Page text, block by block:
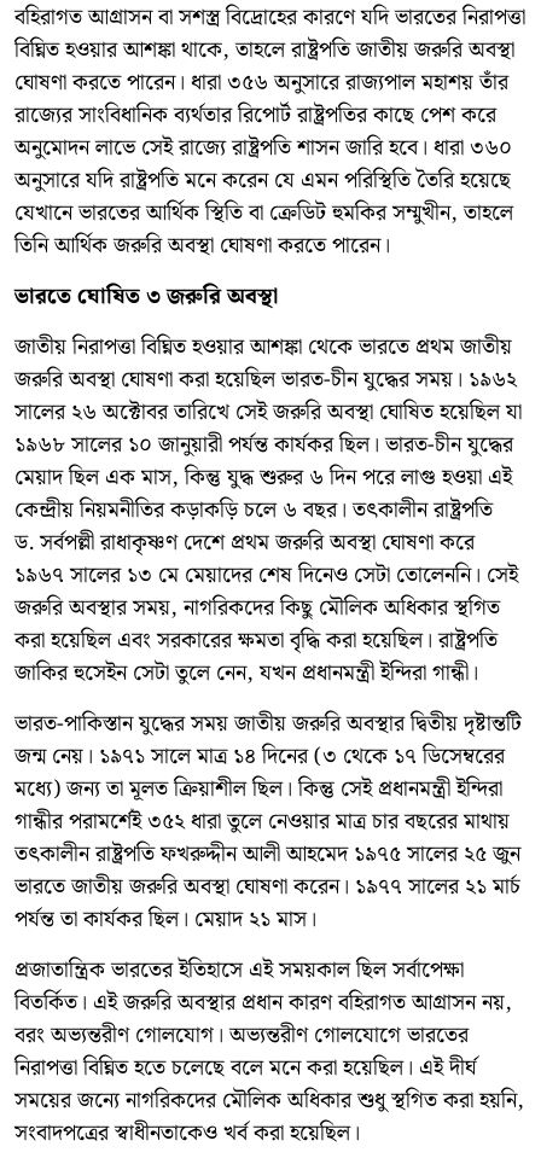
বহিরাগত আগ্রাসন বা সশস্ত্র বিদ্রোহের কারণে যদি ভারতের নিরাপত্তা
বিঘ্নিত হওয়ার আশঙ্কা থাকে, তাহলে রাষ্ট্রপতি জাতীয় জরুরি অবস্থা
ঘোষণা করতে পারেন। ধারা ৩৫৬ অনুসারে রাজ্যপাল মহাশয় তাঁর
রাজ্যের সাংবিধানিক ব্যর্থতার রিপোর্ট রাষ্ট্রপতির কাছে পেশ করে
অনুমোদন লাভে সেই রাজ্যে রাষ্ট্রপতি শাসন জারি হবে। ধারা ৩৬০
অনুসারে যদি রাষ্ট্রপতি মনে করেন যে এমন পরিস্থিতি তৈরি হয়েছে
যেখানে ভারতের আর্থিক স্থিতি বা ক্রেডিট হুমকির সম্মুখীন, তাহলে
তিনি আর্থিক জরুরি অবস্থা ঘোষণা করতে পারেন।
ভারতে ঘোষিত ৩ জরুরি অবস্থা
জাতীয় নিরাপত্তা বিঘ্নিত হওয়ার আশঙ্কা থেকে ভারতে প্রথম জাতীয়
জরুরি অবস্থা ঘোষণা করা হয়েছিল ভারত-চীন যুদ্ধের সময়। ১৯৬২
সালের ২৬ অক্টোবর তারিখে সেই জরুরি অবস্থা ঘোষিত হয়েছিল যা
১৯৬৮ সালের ১০ জানুয়ারী পর্যন্ত কার্যকর ছিল। ভারত-চীন যুদ্ধের
মেয়াদ ছিল এক মাস, কিন্তু যুদ্ধ শুরুর ৬ দিন পরে লাগু হওয়া এই
কেন্দ্রীয় নিয়মনীতির কড়াকড়ি চলে ৬ বছর। তৎকালীন রাষ্ট্রপতি
ড. সর্বপল্লী রাধাকৃষ্ণণ দেশে প্রথম জরুরি অবস্থা ঘোষণা করে
১৯৬৭ সালের ১৩ মে মেয়াদের শেষ দিনেও সেটা তোলেননি। সেই
জরুরি অবস্থার সময়, নাগরিকদের কিছু মৌলিক অধিকার স্থগিত
করা হয়েছিল এবং সরকারের ক্ষমতা বৃদ্ধি করা হয়েছিল। রাষ্ট্রপতি
জাকির হুসেইন সেটা তুলে নেন, যখন প্রধানমন্ত্রী ইন্দিরা গান্ধী।
ভারত-পাকিস্তান যুদ্ধের সময় জাতীয় জরুরি অবস্থার দ্বিতীয় দৃষ্টান্তটি
জন্ম নেয়। ১৯৭১ সালে মাত্র ১৪ দিনের (৩ থেকে ১৭ ডিসেম্বরের
মধ্যে) জন্য তা মূলত ক্রিয়াশীল ছিল। কিন্তু সেই প্রধানমন্ত্রী ইন্দিরা
গান্ধীর পরামর্শেই ৩৫২ ধারা তুলে নেওয়ার মাত্র চার বছরের মাথায়
তৎকালীন রাষ্ট্রপতি ফখরুদ্দীন আলী আহমেদ ১৯৭৫ সালের ২৫ জুন
ভারতে জাতীয় জরুরি অবস্থা ঘোষণা করেন। ১৯৭৭ সালের ২১ মার্চ
পর্যন্ত তা কার্যকর ছিল। মেয়াদ ২১ মাস।
প্রজাতান্ত্রিক ভারতের ইতিহাসে এই সময়কাল ছিল সর্বাপেক্ষা
বিতর্কিত। এই জরুরি অবস্থার প্রধান কারণ বহিরাগত আগ্রাসন নয়,
বরং অভ্যন্তরীণ গোলযোগ। অভ্যন্তরীণ গোলযোগে ভারতের
নিরাপত্তা বিঘ্নিত হতে চলেছে বলে মনে করা হয়েছিল। এই দীর্ঘ
সময়ের জন্যে নাগরিকদের মৌলিক অধিকার শুধু স্থগিত করা হয়নি,
সংবাদপত্রের স্বাধীনতাকেও খর্ব করা হয়েছিল।